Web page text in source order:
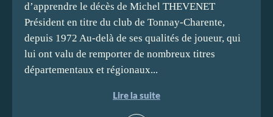
d’apprendre le décès de Michel THEVENET
Président en titre du club de Tonnay-Charente,
depuis 1972 Au-delà de ses qualités de joueur, qui
lui ont valu de remporter de nombreux titres
départementaux et régionaux...
Lire la suite